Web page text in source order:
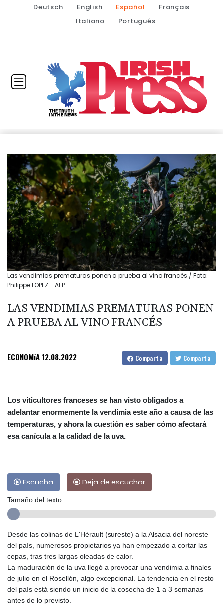
Deutsch English Español
Français
Italiano
Português
Las vendimias prematuras ponen a prueba al vino francés / Foto:
Philippe LOPEZ - AFP
LAS VENDIMIAS PREMATURAS PONEN
A PRUEBA AL VINO FRANCÉS
ECONOMíA12.08.2022 Comparta Comparta
Los viticultores franceses se han visto obligados a
adelantar enormemente la vendimia este año a causa de las
temperaturas, y ahora la cuestión es saber cómo afectará
esa canícula a la calidad de la uva.
Escucha Deja de escuchar
Tamaño del texto:
Desde las colinas de L'Hérault (sureste) a la Alsacia del noreste
del país, numerosos propietarios ya han empezado a cortar las
cepas, tras tres largas oleadas de calor.
La maduración de la uva llegó a provocar una vendimia a finales
de julio en el Rosellón, algo excepcional. La tendencia en el resto
del país está siendo un inicio de la cosecha de 1 a 3 semanas
antes de lo previsto.